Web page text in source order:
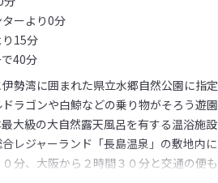
ーより0分
15分
40分
勢湾に囲まれた県立水郷自然公園に指定
ラゴンや白鯨などの乗り物がそろう遊園
大級の大自然露天風呂を有する温浴施設
レジャーランド「長島温泉」の敷地内に
分、大阪から２時間３０分と交通の便も